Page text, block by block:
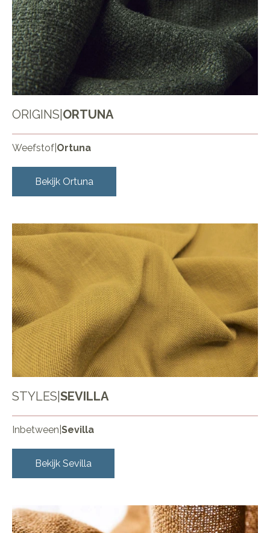
ORIGINS ORTUNA
Weefstof Ortuna
Bekijk Ortuna
STYLES SEVILLA
Inbetween Sevilla
Bekijk Sevilla